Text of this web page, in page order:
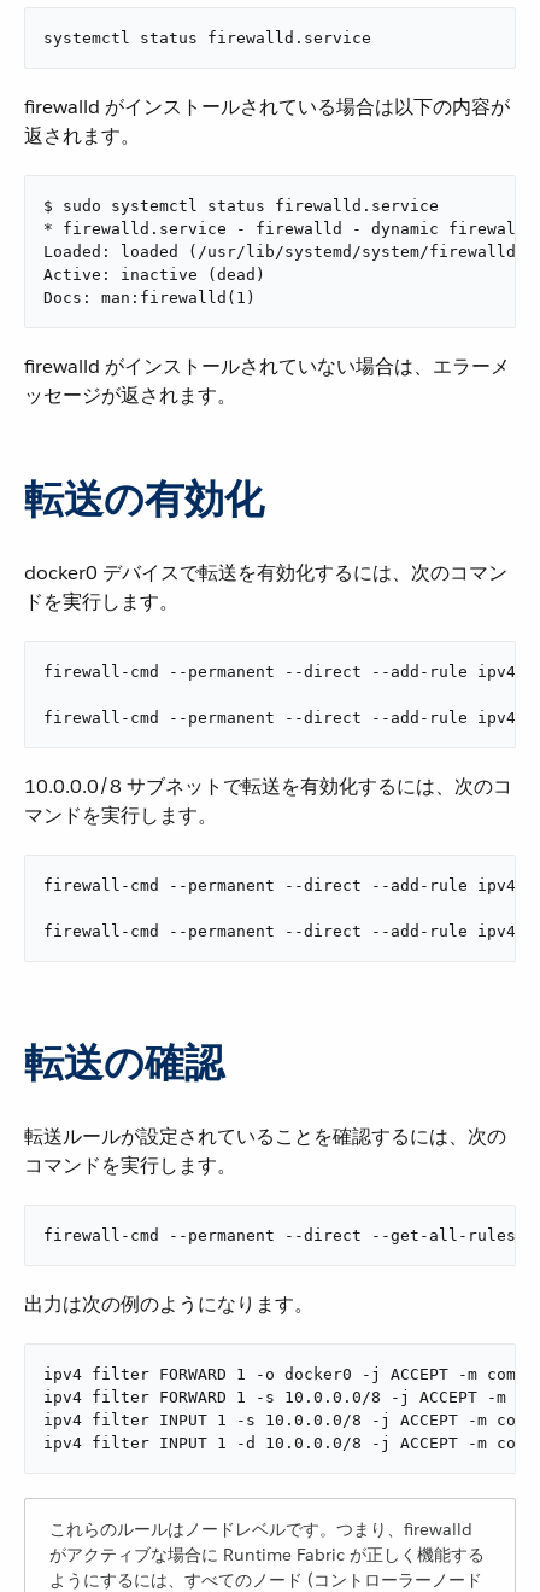
systemctl status firewalld.service
firewalld がインストールされている場合は以下の内容が
返されます。
$ sudo systemctl status firewalld.service
* firewalld.service - firewalld - dynamic firewall
Loaded: loaded (/usr/lib/systemd/system/
Active: inactive (dead)
Docs: man:firewalld(1)
firewalld がインストールされていない場合は、エラーメ
ッセージが返されます。
転送の有効化
docker0 デバイスで転送を有効化するには、次のコマン
ドを実行します。
firewall-cmd --permanent --direct --add-rule ipv4
firewall-cmd --permanent --direct --add-rule ipv4
10.0.0.0/8 サブネットで転送を有効化するには、次のコ
マンドを実行します。
firewall-cmd --permanent --direct --add-rule ipv4
firewall-cmd --permanent --direct --add-rule ipv4
転送の確認
転送ルールが設定されていることを確認するには、次の
コマンドを実行します。
firewall-cmd --permanent --direct --get-all-rules
出力は次の例のようになります。
ipv4 filter FORWARD 1 -o docker0 -j ACCEPT -m
ipv4 filter FORWARD 1 -s 10.0.0.0/8 -j ACCEPT -m
ipv4 filter INPUT 1 -s 10.0.0.0/8 -j ACCEPT -m
ipv4 filter INPUT 1 -d 10.0.0.0/8 -j ACCEPT -m
これらのルールはノードレベルです。つまり、firewalld
がアクティブな場合に Runtime Fabric が正しく機能する
ようにするには、すべてのノード (コントローラーノード